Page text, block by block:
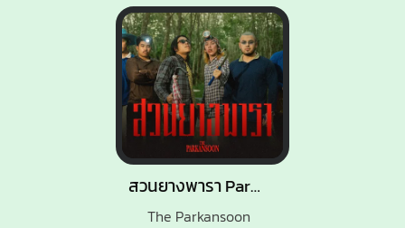
สวนยางพารา Parody นครดารา
The Parkansoon